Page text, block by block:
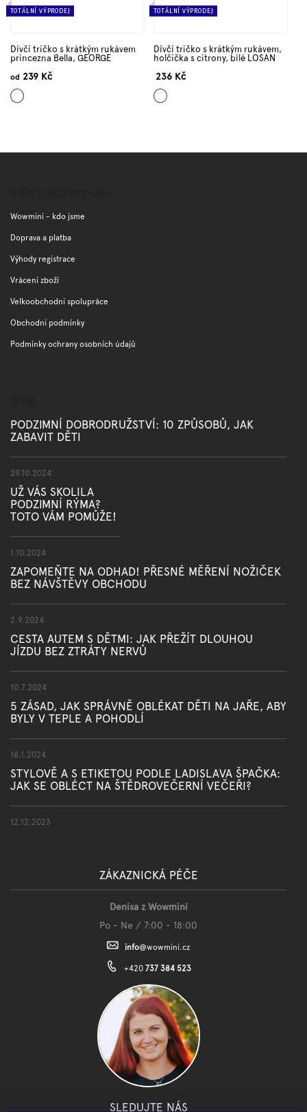
TOTÁLNÍ VÝPRODEJ
Dívčí tričko s krátkým rukávem
princezna Bella, GEORGE
od 239 Kč
Světle
růžová
TOTÁLNÍ VÝPRODEJ
Dívčí tričko s krátkým rukávem,
holčička s citrony, bílé LOSAN
236 Kč
Bílá
Wowmini - kdo jsme
Doprava a platba
Výhody registrace
Vrácení zboží
Velkoobchodní spolupráce
Obchodní podmínky
Podmínky ochrany osobních údajů
PODZIMNÍ DOBRODRUŽSTVÍ: 10 ZPŮSOBŮ, JAK
ZABAVIT DĚTI
29.10.2024
UŽ VÁS SKOLILA
PODZIMNÍ RÝMA?
TOTO VÁM POMŮŽE!
1.10.2024
ZAPOMEŇTE NA ODHAD! PŘESNÉ MĚŘENÍ NOŽIČEK
BEZ NÁVŠTĚVY OBCHODU
2.9.2024
CESTA AUTEM S DĚTMI: JAK PŘEŽÍT DLOUHOU
JÍZDU BEZ ZTRÁTY NERVŮ
10.7.2024
5 ZÁSAD, JAK SPRÁVNĚ OBLÉKAT DĚTI NA JAŘE, ABY
BYLY V TEPLE A POHODLÍ
18.1.2024
STYLOVĚ A S ETIKETOU PODLE LADISLAVA ŠPAČKA:
JAK SE OBLÉCT NA ŠTĚDROVEČERNÍ VEČEŘI?
12.12.2023
ZÁKAZNICKÁ PÉČE
Denisa z Wowmini
Po - Ne / 7:00 - 18:00
info@wowmini.cz
+420 737 384 523
SLEDUJTE NÁS